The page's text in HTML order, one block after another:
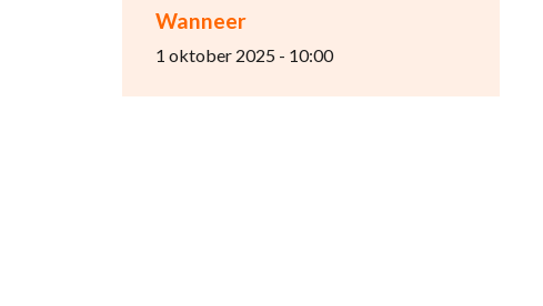
Wanneer
1 oktober 2025 - 10:00